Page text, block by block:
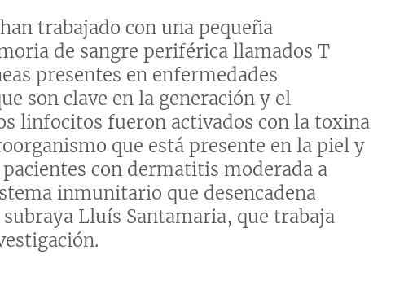
trabajado con una pequeña
de sangre periférica llamados T
presentes en enfermedades
son clave en la generación y el
linfocitos fueron activados con la toxina
que está presente en la piel y
con dermatitis moderada a
inmunitario que desencadena
Lluís Santamaria, que trabaja